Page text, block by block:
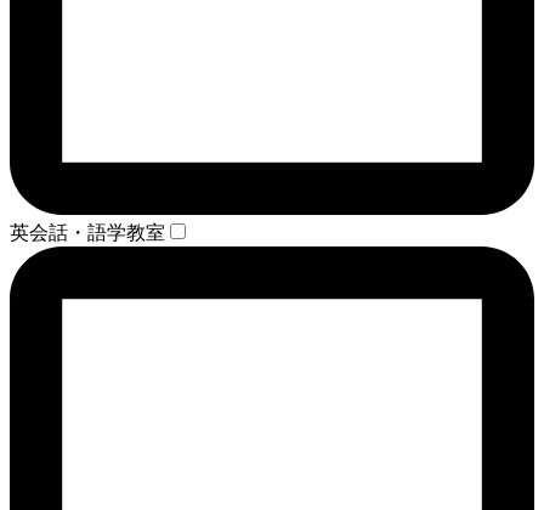
英会話・語学教室